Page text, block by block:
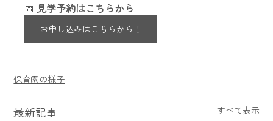
📅 見学予約はこちらから
お申し込みはこちらから！
保育園の様子
最新記事 すべて表示